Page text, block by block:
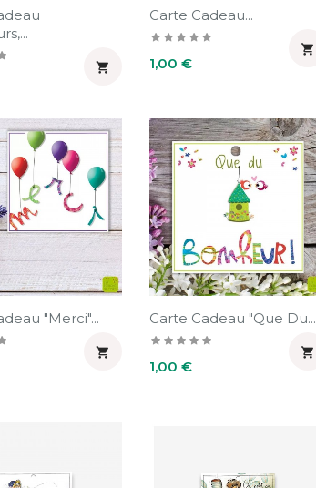

Carte Cadeau...
Prix
1,00 €

"Merci"...

Carte Cadeau "Que Du...
Prix
1,00 €
